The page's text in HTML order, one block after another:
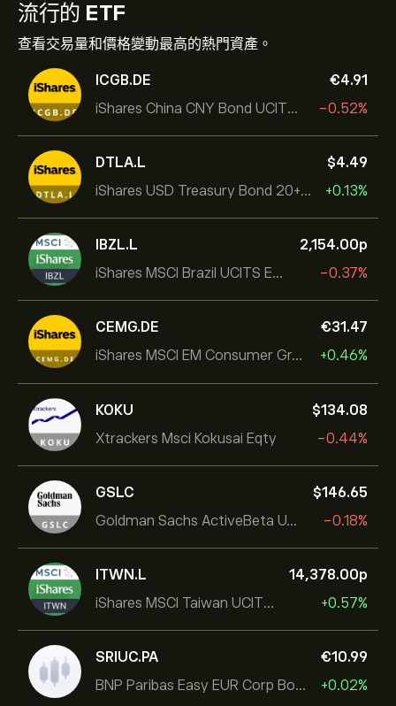
流行的 ETF
查看交易量和價格變動最高的熱門資產。
ICGB.DE
iShares China CNY Bond UCITS ETF
‎€‎4.91
-0.52%
DTLA.L
iShares USD Treasury Bond 20+yr UCITS ETF
‎$‎4.49
+0.13%
IBZL.L
iShares MSCI Brazil UCITS ETF (Dist)
2,154.00‎p‎
-0.37%
CEMG.DE
iShares MSCI EM Consumer Growth UCITS ETF
‎€‎31.47
+0.46%
KOKU
Xtrackers Msci Kokusai Eqty
‎$‎134.08
-0.44%
GSLC
Goldman Sachs ActiveBeta U.S. Large Cap Equity ETF
‎$‎146.65
-0.18%
ITWN.L
iShares MSCI Taiwan UCITS ETF
14,378.00‎p‎
+0.57%
SRIUC.PA
BNP Paribas Easy EUR Corp Bond SRI Fossil Free Ult
‎€‎10.99
+0.02%